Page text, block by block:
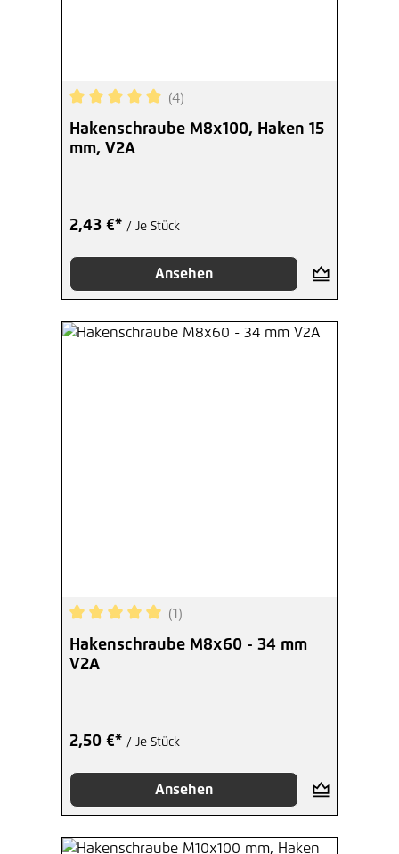
Durchschnittliche Bewertung von 5 von 5
(4)
Hakenschraube M8x100, Haken 15
mm, V2A
2,43 €* / Je Stück
Ansehen
Durchschnittliche Bewertung von 5 von 5
(1)
Hakenschraube M8x60 - 34 mm
V2A
2,50 €* / Je Stück
Ansehen